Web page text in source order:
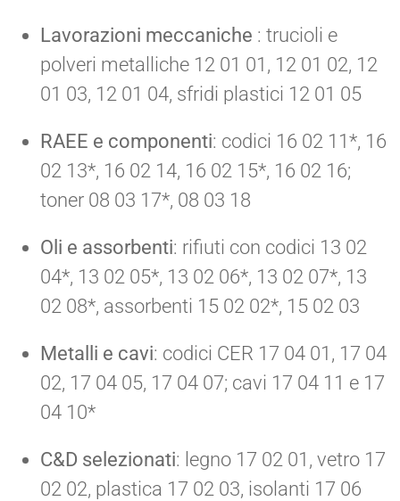
Lavorazioni meccaniche : trucioli e
polveri metalliche 12 01 01, 12 01 02, 12
01 03, 12 01 04, sfridi plastici 12 01 05
RAEE e componenti: codici 16 02 11*, 16
02 13*, 16 02 14, 16 02 15*, 16 02 16;
toner 08 03 17*, 08 03 18
Oli e assorbenti: rifiuti con codici 13 02
04*, 13 02 05*, 13 02 06*, 13 02 07*, 13
02 08*, assorbenti 15 02 02*, 15 02 03
Metalli e cavi: codici CER 17 04 01, 17 04
02, 17 04 05, 17 04 07; cavi 17 04 11 e 17
04 10*
C&D selezionati: legno 17 02 01, vetro 17
02 02, plastica 17 02 03, isolanti 17 06